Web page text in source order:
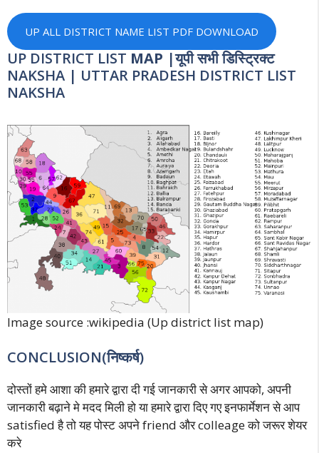
UP ALL DISTRICT NAME LIST PDF DOWNLOAD
UP DISTRICT LIST MAP |यूपी सभी डिस्ट्रिक्ट
NAKSHA | UTTAR PRADESH DISTRICT LIST
NAKSHA
Image source :wikipedia (Up district list map)
CONCLUSION(निष्कर्ष)
दोस्तों हमे आशा की हमारे द्वारा दी गई जानकारी से अगर आपको, अपनी
जानकारी बढ़ाने मे मदद मिली हो या हमारे द्वारा दिए गए इनफार्मेशन से आप
satisfied है तो यह पोस्ट अपने friend और colleage को जरूर शेयर
करे